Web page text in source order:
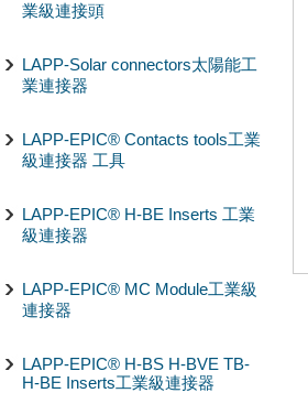
業級連接頭
LAPP-Solar connectors太陽能工
業連接器
LAPP-EPIC® Contacts tools工業
級連接器 工具
LAPP-EPIC® H-BE Inserts 工業
級連接器
LAPP-EPIC® MC Module工業級
連接器
LAPP-EPIC® H-BS H-BVE TB-
H-BE Inserts工業級連接器